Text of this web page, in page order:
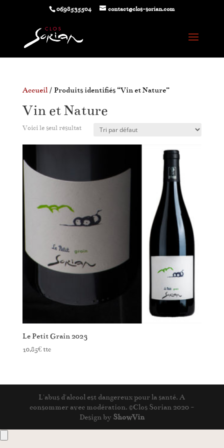
0698535504 contact@clos-sorian.com
Accueil/ Produits identifiés “Vin et Nature”
Vin et Nature
Voici le seul résultat
Le Petit Grain 2023
10,85€ ttc
L'abus d'alcool est dangereux pour la santé. A
consommer avec modération. ©Clos Sorian 2020 -
Design by ShowVin